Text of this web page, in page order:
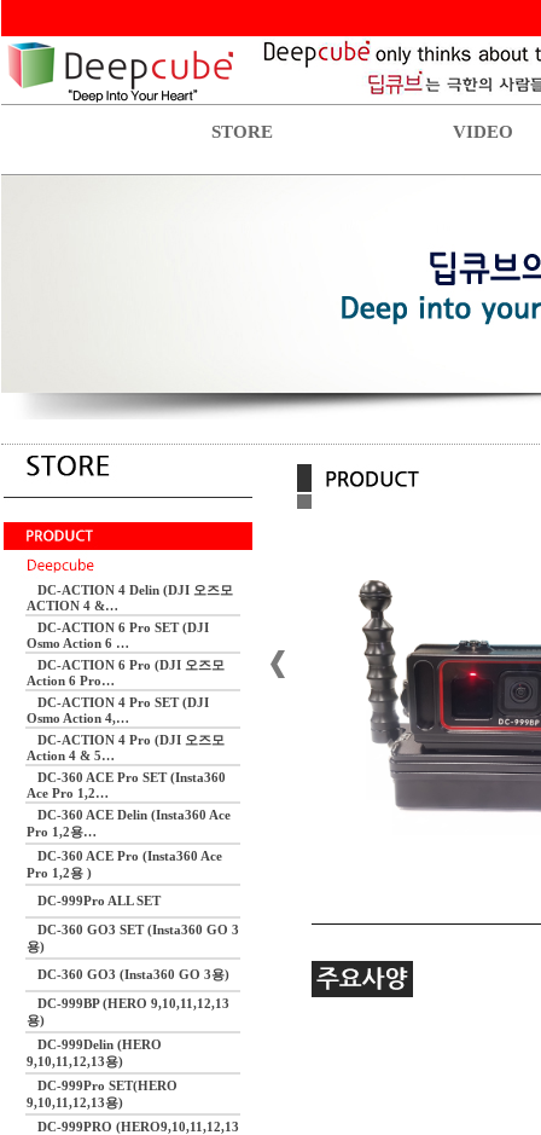
STORE VIDEO
DC-ACTION 4 Delin (DJI 오즈모
ACTION 4 &…
DC-ACTION 6 Pro SET (DJI
Osmo Action 6 …
DC-ACTION 6 Pro (DJI 오즈모
Action 6 Pro…
DC-ACTION 4 Pro SET (DJI
Osmo Action 4,…
DC-ACTION 4 Pro (DJI 오즈모
Action 4 & 5…
DC-360 ACE Pro SET (Insta360
Ace Pro 1,2…
DC-360 ACE Delin (Insta360 Ace
Pro 1,2용…
DC-360 ACE Pro (Insta360 Ace
Pro 1,2용 )
DC-999Pro ALL SET
DC-360 GO3 SET (Insta360 GO 3
용)
DC-360 GO3 (Insta360 GO 3용)
DC-999BP (HERO 9,10,11,12,13
용)
DC-999Delin (HERO
9,10,11,12,13용)
DC-999Pro SET(HERO
9,10,11,12,13용)
DC-999PRO (HERO9,10,11,12,13